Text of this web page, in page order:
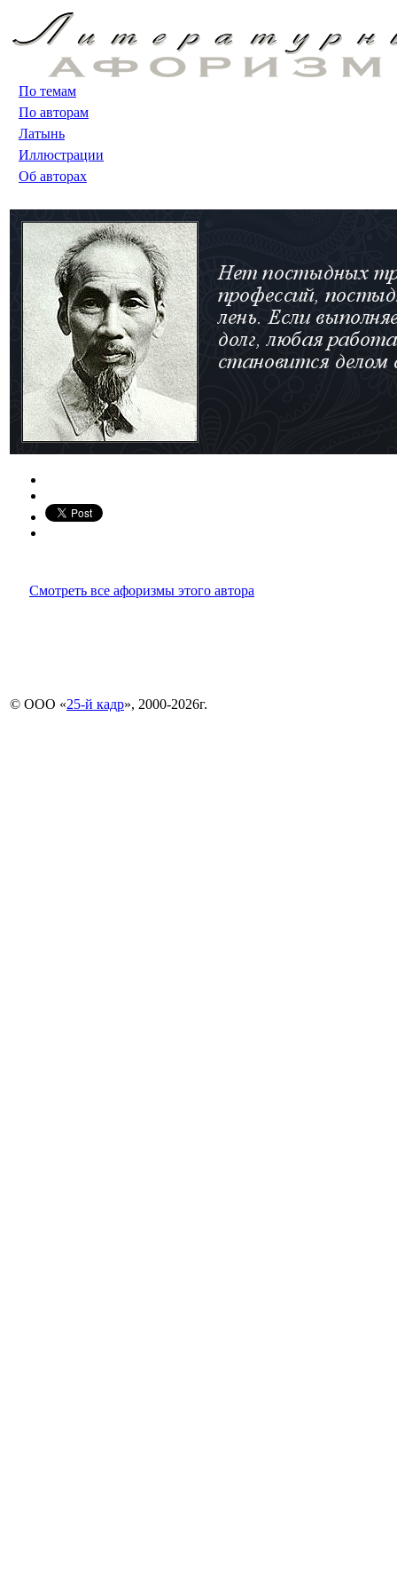
По темам
По авторам
Латынь
Иллюстрации
Об авторах
Смотреть все афоризмы этого автора
© ООО «25-й кадр», 2000-2026г.